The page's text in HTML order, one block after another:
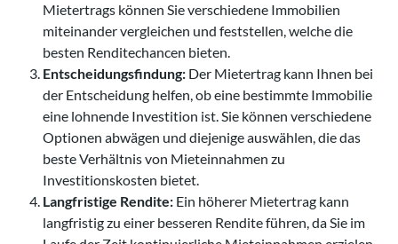
Mietertrags können Sie verschiedene Immobilien
miteinander vergleichen und feststellen, welche die
besten Renditechancen bieten.
Entscheidungsfindung: Der Mietertrag kann Ihnen bei
der Entscheidung helfen, ob eine bestimmte Immobilie
eine lohnende Investition ist. Sie können verschiedene
Optionen abwägen und diejenige auswählen, die das
beste Verhältnis von Mieteinnahmen zu
Investitionskosten bietet.
Langfristige Rendite: Ein höherer Mietertrag kann
langfristig zu einer besseren Rendite führen, da Sie im